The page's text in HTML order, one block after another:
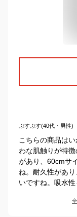
ぷすぷす(40代・男性)
こちらの商品は
わな肌触りが特
があり、60cmサ
ね。耐久性があ
いですね。吸水性